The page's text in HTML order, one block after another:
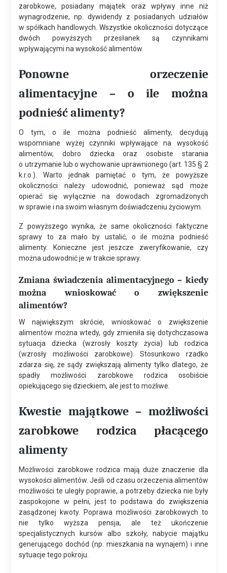
zarobkowe, posiadany majątek oraz wpływy inne niż
wynagrodzenie, np. dywidendy z posiadanych udziałów
w spółkach handlowych. Wszystkie okoliczności dotyczące
dwóch powyższych przesłanek są czynnikami
wpływającymi na wysokość alimentów.
Ponowne orzeczenie
alimentacyjne – o ile można
podnieść alimenty?
O tym, o ile można podnieść alimenty, decydują
wspomniane wyżej czynniki wpływające na wysokość
alimentów, dobro dziecka oraz osobiste starania
o utrzymanie lub o wychowanie uprawnionego (art. 135 § 2
k.r.o.). Warto jednak pamiętać o tym, że powyższe
okoliczności należy udowodnić, ponieważ sąd może
opierać się wyłącznie na dowodach zgromadzonych
w sprawie i na swoim własnym doświadczeniu życiowym.
Z powyższego wynika, że same okoliczności faktyczne
sprawy to za mało by ustalić, o ile można podnieść
alimenty. Konieczne jest jeszcze zweryfikowanie, czy
można udowodnić je w trakcie sprawy.
Zmiana świadczenia alimentacyjnego – kiedy
można wnioskować o zwiększenie
alimentów?
W największym skrócie, wnioskować o zwiększenie
alimentów można wtedy, gdy zmieniła się dotychczasowa
sytuacja dziecka (wzrosły koszty życia) lub rodzica
(wzrosły możliwości zarobkowe). Stosunkowo rzadko
zdarza się, że sądy zwiększają alimenty tylko dlatego, że
spadły możliwości zarobkowe rodzica osobiście
opiekującego się dzieckiem, ale jest to możliwe.
Kwestie majątkowe – możliwości
zarobkowe rodzica płacącego
alimenty
Możliwości zarobkowe rodzica mają duże znaczenie dla
wysokości alimentów. Jeśli od czasu orzeczenia alimentów
możliwości te uległy poprawie, a potrzeby dziecka nie były
zaspokojone w pełni, jest to podstawa do zwiększenia
zasądzonej kwoty. Poprawa możliwości zarobkowych to
nie tylko wyższa pensja, ale też ukończenie
specjalistycznych kursów albo szkoły, nabycie majątku
generującego dochód (np. mieszkania na wynajem) i inne
sytuacje tego pokroju.